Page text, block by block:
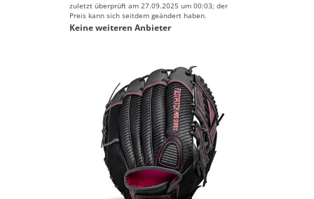
zuletzt überprüft am 27.09.2025 um 00:03; der
Preis kann sich seitdem geändert haben.
Keine weiteren Anbieter